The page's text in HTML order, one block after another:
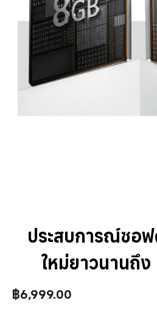
฿6,999.00
ประสบการณ์ซอ
ใหม่ยาวนานถึ
ด้วยการปรับแต่งระบบระยะย
ประสบการณ์ซอฟต์แวร์